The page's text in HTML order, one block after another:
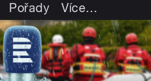
Pořady Více…